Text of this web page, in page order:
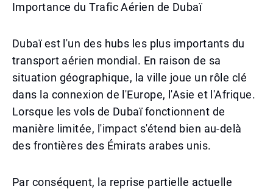
Importance du Trafic Aérien de Dubaï
Dubaï est l'un des hubs les plus importants du
transport aérien mondial. En raison de sa
situation géographique, la ville joue un rôle clé
dans la connexion de l'Europe, l'Asie et l'Afrique.
Lorsque les vols de Dubaï fonctionnent de
manière limitée, l'impact s'étend bien au-delà
des frontières des Émirats arabes unis.
Par conséquent, la reprise partielle actuelle